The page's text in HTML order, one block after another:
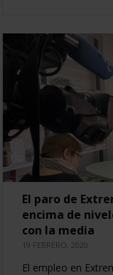
El paro de
encima de
con la media
19 FEBRERO, 2020
El empleo en